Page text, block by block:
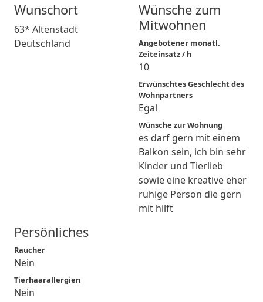
Wunschort
63* Altenstadt
Deutschland
Wünsche zum
Mitwohnen
Angebotener monatl.
Zeiteinsatz / h
10
Erwünschtes Geschlecht des
Wohnpartners
Egal
Wünsche zur Wohnung
es darf gern mit einem
Balkon sein, ich bin sehr
Kinder und Tierlieb
sowie eine kreative eher
ruhige Person die gern
mit hilft
Persönliches
Raucher
Nein
Tierhaarallergien
Nein